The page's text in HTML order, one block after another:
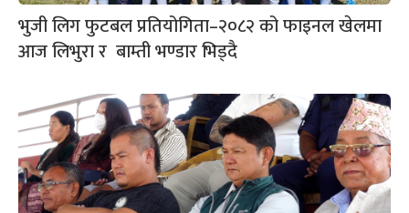
भुजी लिग फुटबल प्रतियोगिता–२०८२ को फाइनल खेलमा
आज लिभुरा र बाम्ती भण्डार भिड्दै